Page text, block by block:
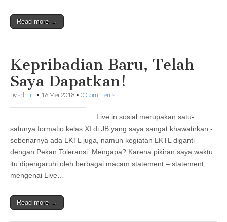
Read more →
Kepribadian Baru, Telah
Saya Dapatkan!
byadmin • 16 Mei 2018 • 0 Comments
Live in sosial merupakan satu-
satunya formatio kelas XI di JB yang saya sangat khawatirkan -
sebenarnya ada LKTL juga, namun kegiatan LKTL diganti
dengan Pekan Toleransi. Mengapa? Karena pikiran saya waktu
itu dipengaruhi oleh berbagai macam statement – statement,
mengenai Live…
Read more →